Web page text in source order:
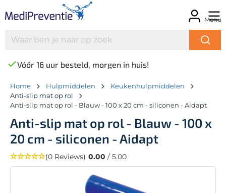
Menu
Vóór 16 uur besteld, morgen in huis!
Home Hulpmiddelen
Keukenhulpmiddelen
Anti-slip mat op rol
Anti-slip mat op rol - Blauw - 100 x 20 cm - siliconen - Aidapt
Anti-slip mat op rol - Blauw - 100 x
20 cm - siliconen - Aidapt
(0 Reviews) 0.00 / 5.00